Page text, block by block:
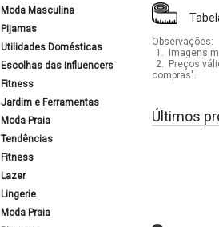
Moda Masculina
Pijamas
Utilidades Domésticas
Escolhas das Influencers
Fitness
Jardim e Ferramentas
Moda Praia
Tendências
Fitness
Lazer
Lingerie
Moda Praia
Observações:
1.
Imagens
2.
Preços
compras".
Últimos